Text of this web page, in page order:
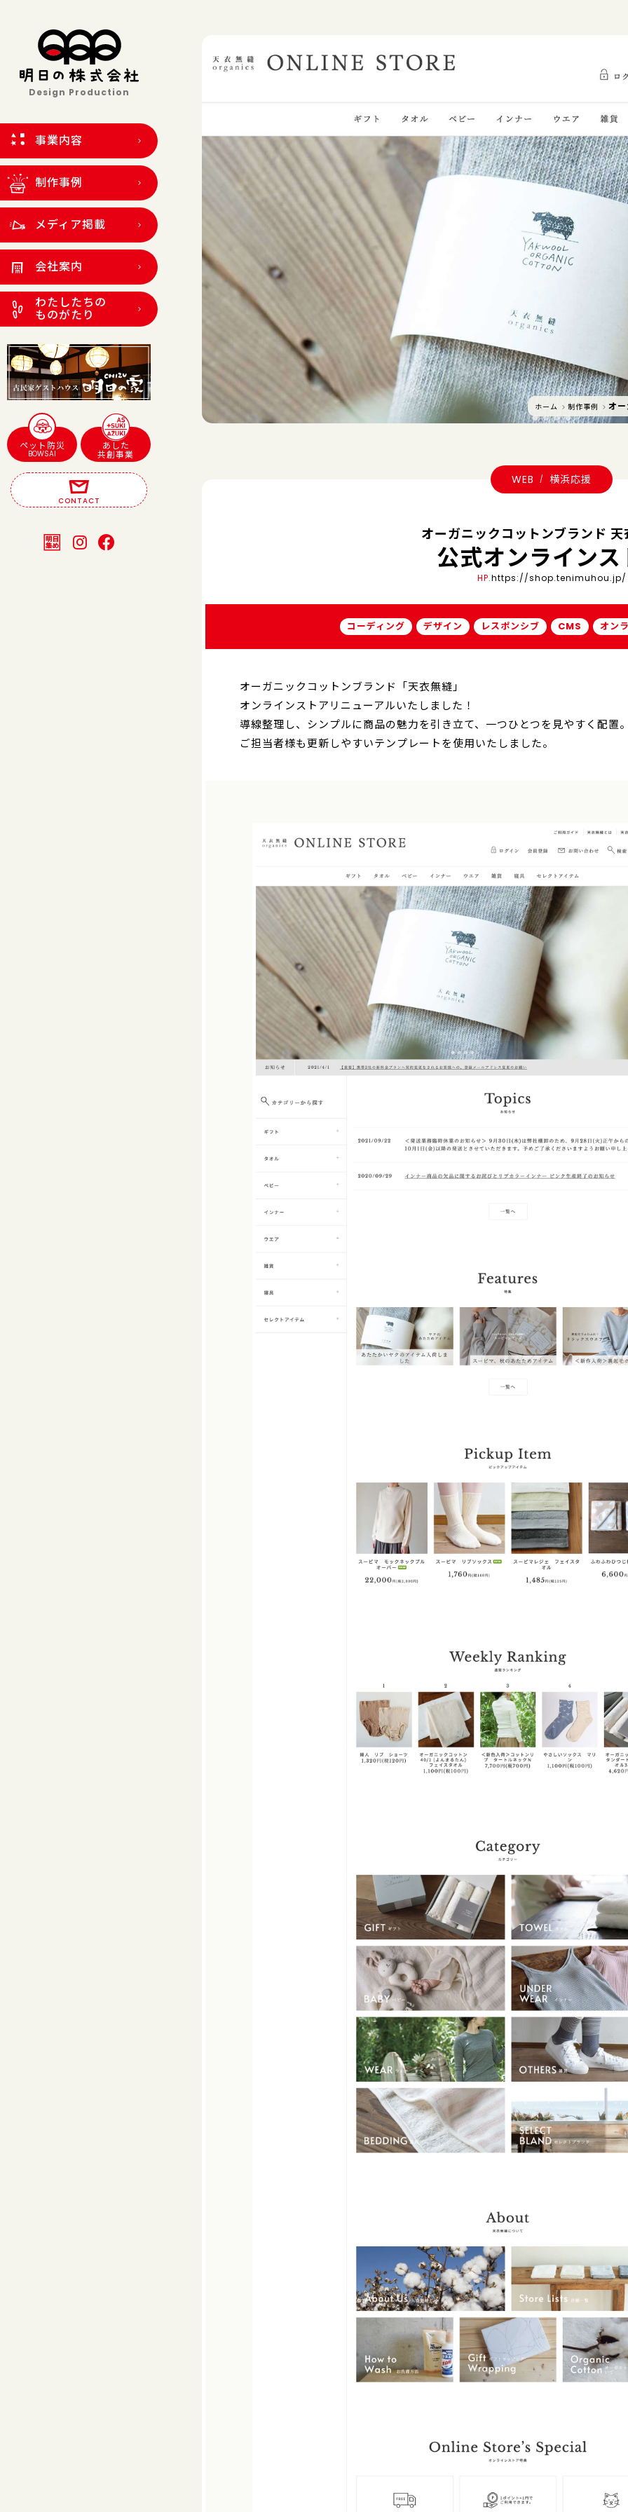
Design Production
事業内容
制作事例
メディア掲載
会社案内
わたしたちの
ものがたり
ペット防災
BOWSAI
あした
共創事業
CONTACT
ホーム 制作事例 オ
WEB 横浜応援
オーガニックコットンブランド 天
公式オンラインス
HP.https://shop.tenimuhou.jp/
コーディング デザイン レスポンシブ CMS オン
オーガニックコットンブランド「天衣無縫」
オンラインストアリニューアルいたしました！
導線整理し、シンプルに商品の魅力を引き立て、一つひとつを見やすく配置
ご担当者様も更新しやすいテンプレートを使用いたしました。